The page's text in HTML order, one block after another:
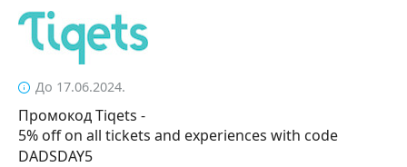
До 17.06.2024.
Промокод Tiqets -
5% off on all tickets and experiences with code
DADSDAY5